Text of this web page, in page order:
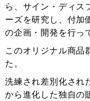
ら、サイン・ディス
ーズを研究し、付加
の企画・開発を行っ
このオリジナル商
た。
洗練され差別化され
から進化した独自の